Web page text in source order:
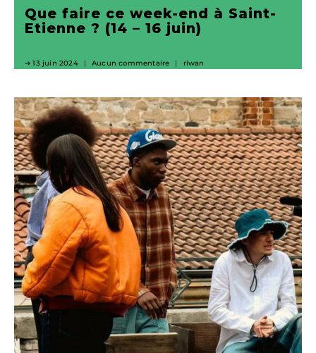
Que faire ce week-end à Saint-
Etienne ? (14 – 16 juin)
13 juin 2024 Aucun commentaire riwan